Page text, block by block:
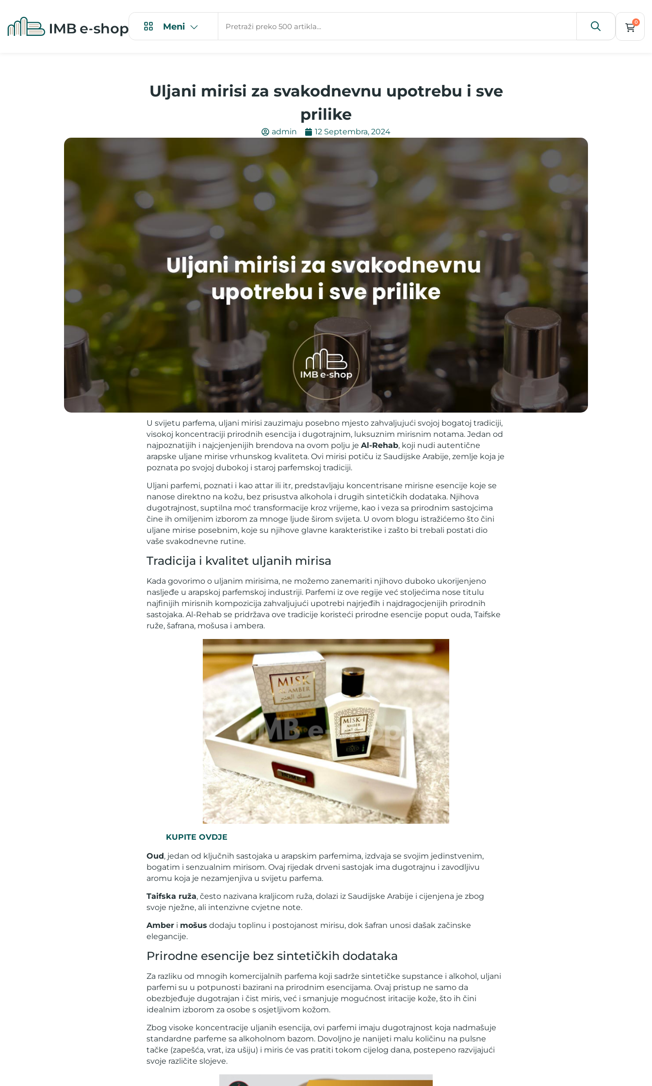
Meni 0
Uljani mirisi za svakodnevnu upotrebu i sve
prilike
admin 12 Septembra, 2024
U svijetu parfema, uljani mirisi zauzimaju posebno mjesto zahvaljujući svojoj bogatoj tradiciji,
visokoj koncentraciji prirodnih esencija i dugotrajnim, luksuznim mirisnim notama. Jedan od
najpoznatijih i najcjenjenijih brendova na ovom polju je Al-Rehab, koji nudi autentične
arapske uljane mirise vrhunskog kvaliteta. Ovi mirisi potiču iz Saudijske Arabije, zemlje koja je
poznata po svojoj dubokoj i staroj parfemskoj tradiciji.
Uljani parfemi, poznati i kao attar ili itr, predstavljaju koncentrisane mirisne esencije koje se
nanose direktno na kožu, bez prisustva alkohola i drugih sintetičkih dodataka. Njihova
dugotrajnost, suptilna moć transformacije kroz vrijeme, kao i veza sa prirodnim sastojcima
čine ih omiljenim izborom za mnoge ljude širom svijeta. U ovom blogu istražićemo što čini
uljane mirise posebnim, koje su njihove glavne karakteristike i zašto bi trebali postati dio
vaše svakodnevne rutine.
Tradicija i kvalitet uljanih mirisa
Kada govorimo o uljanim mirisima, ne možemo zanemariti njihovo duboko ukorijenjeno
nasljeđe u arapskoj parfemskoj industriji. Parfemi iz ove regije već stoljećima nose titulu
najfinijih mirisnih kompozicija zahvaljujući upotrebi najrjeđih i najdragocjenijih prirodnih
sastojaka. Al-Rehab se pridržava ove tradicije koristeći prirodne esencije poput ouda, Taifske
ruže, šafrana, mošusa i ambera.
KUPITE OVDJE
Oud, jedan od ključnih sastojaka u arapskim parfemima, izdvaja se svojim jedinstvenim,
bogatim i senzualnim mirisom. Ovaj rijedak drveni sastojak ima dugotrajnu i zavodljivu
aromu koja je nezamjenjiva u svijetu parfema.
Taifska ruža, često nazivana kraljicom ruža, dolazi iz Saudijske Arabije i cijenjena je zbog
svoje nježne, ali intenzivne cvjetne note.
Amber i mošus dodaju toplinu i postojanost mirisu, dok šafran unosi dašak začinske
elegancije.
Prirodne esencije bez sintetičkih dodataka
Za razliku od mnogih komercijalnih parfema koji sadrže sintetičke supstance i alkohol, uljani
parfemi su u potpunosti bazirani na prirodnim esencijama. Ovaj pristup ne samo da
obezbjeđuje dugotrajan i čist miris, već i smanjuje mogućnost iritacije kože, što ih čini
idealnim izborom za osobe s osjetljivom kožom.
Zbog visoke koncentracije uljanih esencija, ovi parfemi imaju dugotrajnost koja nadmašuje
standardne parfeme sa alkoholnom bazom. Dovoljno je nanijeti malu količinu na pulsne
tačke (zapešća, vrat, iza ušiju) i miris će vas pratiti tokom cijelog dana, postepeno razvijajući
svoje različite slojeve.